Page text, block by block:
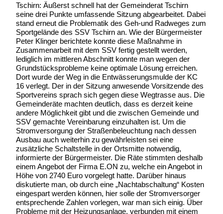
Tschirn: Äußerst schnell hat der Gemeinderat Tschirn
seine drei Punkte umfassende Sitzung abgearbeitet. Dabei
stand erneut die Problematik des Geh-und Radweges zum
Sportgelände des SSV Tschirn an. Wie der Bürgermeister
Peter Klinger berichtete konnte diese Maßnahme in
Zusammenarbeit mit dem SSV fertig gestellt werden,
lediglich im mittleren Abschnitt konnte man wegen der
Grundstücksprobleme keine optimale Lösung erreichen.
Dort wurde der Weg in die Entwässerungsmulde der KC
16 verlegt. Der in der Sitzung anwesende Vorsitzende des
Sportvereins sprach sich gegen diese Wegtrasse aus. Die
Gemeinderäte machten deutlich, dass es derzeit keine
andere Möglichkeit gibt und die zwischen Gemeinde und
SSV gemachte Vereinbarung einzuhalten ist. Um die
Stromversorgung der Straßenbeleuchtung nach dessen
Ausbau auch weiterhin zu gewährleisten sei eine
zusätzliche Schaltstelle in der Ortsmitte notwendig,
informierte der Bürgermeister. Die Räte stimmten deshalb
einem Angebot der Firma E.ON zu, welche ein Angebot in
Höhe von 2740 Euro vorgelegt hatte. Darüber hinaus
diskutierte man, ob durch eine „Nachtabschaltung“ Kosten
eingespart werden können, hier solle der Stromversorger
entsprechende Zahlen vorlegen, war man sich einig. Über
Probleme mit der Heizungsanlage, verbunden mit einem